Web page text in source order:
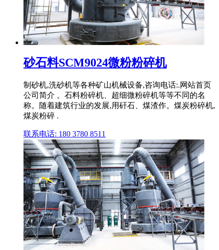
砂石料SCM9024微粉粉碎机
制砂机,洗砂机等各种矿山机械设备,咨询电话:.网站首页
公司简介 。石料粉碎机、超细微粉碎机等等不同的名
称。随着建筑行业的发展,用矸石、煤渣作。煤炭粉碎机,
煤炭粉碎 .
联系电话: 180 3780 8511